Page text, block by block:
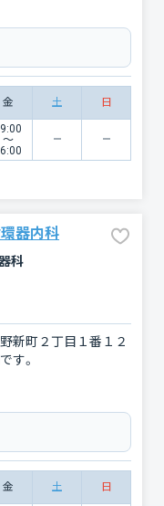
金 土 日
〜
器内科
科
新町２丁目１番１２
す。
金 土 日